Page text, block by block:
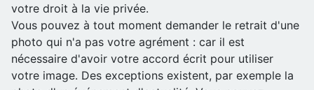
votre droit à la vie privée.
Vous pouvez à tout moment demander le retrait d'une
photo qui n'a pas votre agrément : car il est
nécessaire d'avoir votre accord écrit pour utiliser
votre image. Des exceptions existent, par exemple la